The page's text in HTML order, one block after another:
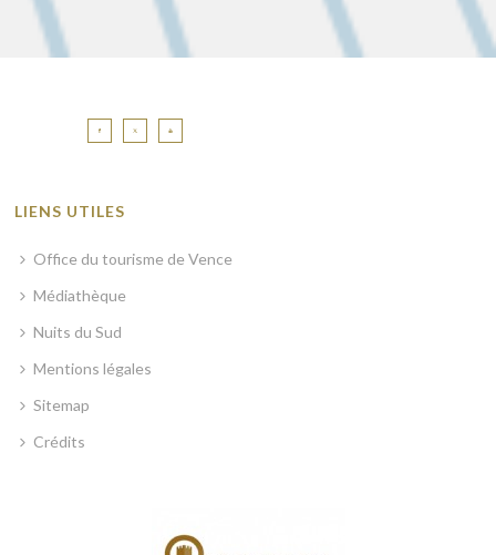
LIENS UTILES
Office du tourisme de Vence
Médiathèque
Nuits du Sud
Mentions légales
Sitemap
Crédits